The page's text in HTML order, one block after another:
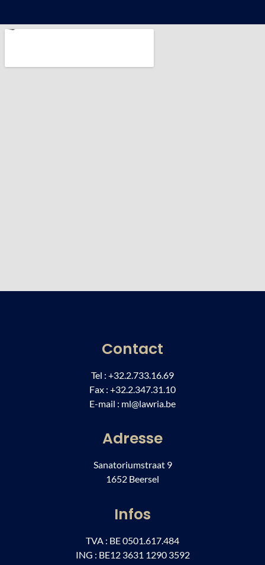
Contact
Tel : +32.2.733.16.69
Fax : +32.2.347.31.10
E-mail : ml@lawria.be
Adresse
Sanatoriumstraat 9
1652 Beersel
Infos
TVA : BE 0501.617.484
ING : BE12 3631 1290 3592